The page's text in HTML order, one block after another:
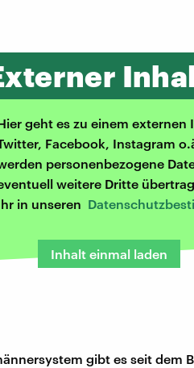
geht es zu einem externen
Facebook, Instagram
personenbezogene
weitere Dritte
in unseren
Inhalt einmal laden
gibt es seit dem